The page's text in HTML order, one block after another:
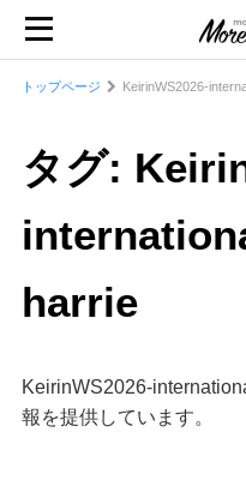
トップページ KeirinWS2026-
タグ:
harrie
KeirinWS2026-
報を提供しています。